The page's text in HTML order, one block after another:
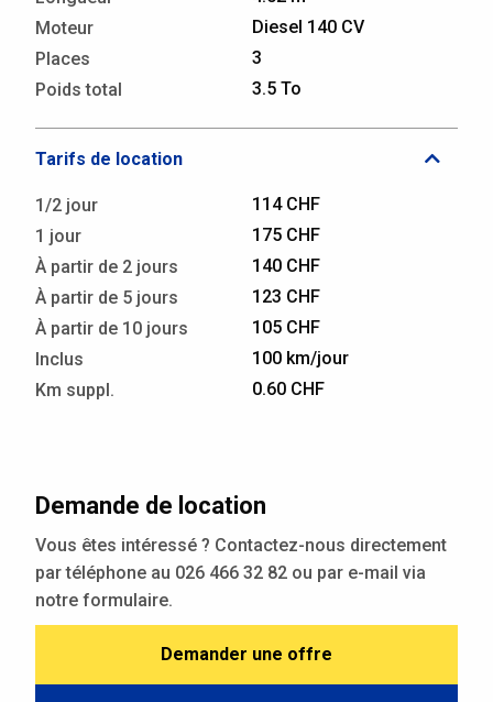
Moteur
Diesel 140 CV
Places
3
Poids total
3.5 To
Tarifs de location
1/2 jour
114 CHF
1 jour
175 CHF
À partir de 2 jours
140 CHF
À partir de 5 jours
123 CHF
À partir de 10 jours
105 CHF
Inclus
100 km/jour
Km suppl.
0.60 CHF
Demande de location
Vous êtes intéressé ? Contactez-nous directement
par téléphone au 026 466 32 82 ou par e-mail via
notre formulaire.
Demander une offre